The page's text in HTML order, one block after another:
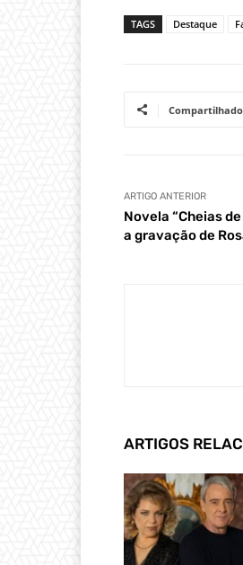
TAGS Destaque
Compartilhado
ARTIGO ANTERIOR
Novela “Cheias
a gravação de
ARTIGOS